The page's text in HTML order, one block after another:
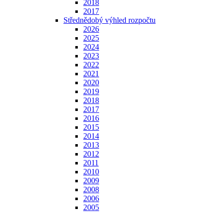
2018
2017
Střednědobý výhled rozpočtu
2026
2025
2024
2023
2022
2021
2020
2019
2018
2017
2016
2015
2014
2013
2012
2011
2010
2009
2008
2006
2005